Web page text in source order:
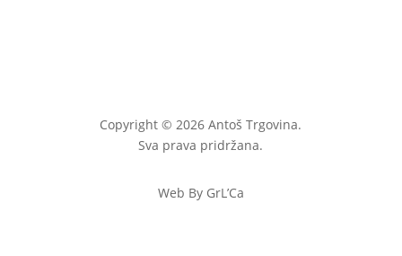
Copyright © 2026 Antoš Trgovina.
Sva prava pridržana.
Web By GrL’Ca